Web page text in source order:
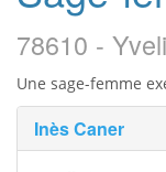
78610 -
Une sage-femme
Inès Caner